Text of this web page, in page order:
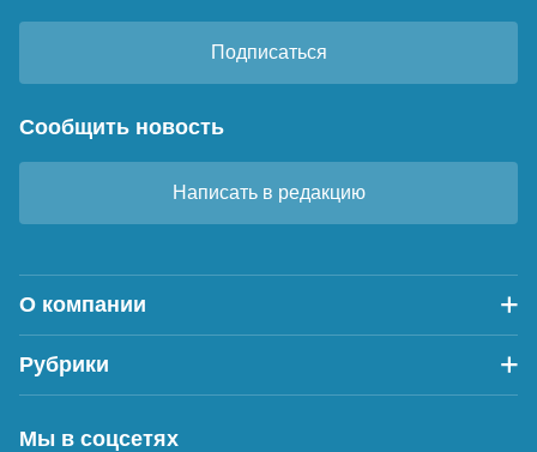
Подписаться
Сообщить новость
Написать в редакцию
О компании
Рубрики
Мы в соцсетях